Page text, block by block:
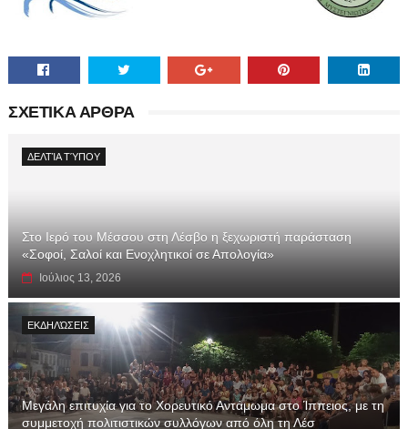
ΣΧΕΤΙΚΑ ΑΡΘΡΑ
ΔΕΛΤΊΑ ΤΎΠΟΥ
Στο Ιερό του Μέσσου στη Λέσβο η ξεχωριστή παράσταση
«Σοφοί, Σαλοί και Ενοχλητικοί σε Απολογία»
Ιούλιος 13, 2026
ΕΚΔΗΛΏΣΕΙΣ
Μεγάλη επιτυχία για το Χορευτικό Αντάμωμα στο Ίππειος, με τη
συμμετοχή πολιτιστικών συλλόγων από όλη τη Λέσ